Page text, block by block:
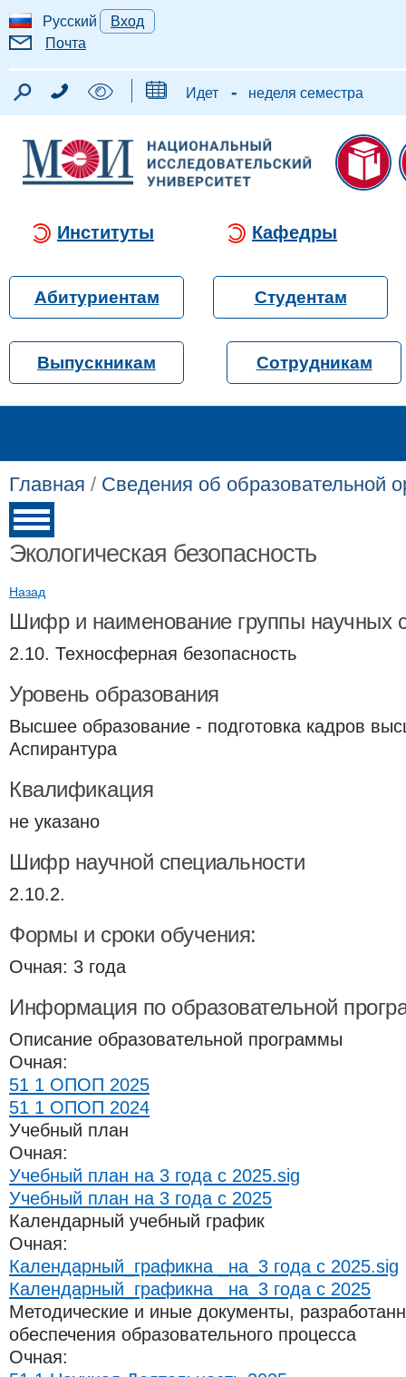
Русский
Вход
Почта
Идет - неделя семестра
Институты Кафедры
Абитуриентам Студентам
Выпускникам Сотрудникам
Главная / Сведения об образовательной
Экологическая безопасность
Назад
Шифр и наименование группы научных
2.10. Техносферная безопасность
Уровень образования
Высшее образование - подготовка кадров
Аспирантура
Квалификация
не указано
Шифр научной специальности
2.10.2.
Формы и сроки обучения:
Очная: 3 года
Информация по образовательной
Описание образовательной программы
Очная:
51 1 ОПОП 2025
51 1 ОПОП 2024
Учебный план
Очная:
Учебный план на 3 года с 2025.sig
Учебный план на 3 года с 2025
Календарный учебный график
Очная:
Календарный_графикна _на_3 года с 2025.sig
Календарный_графикна _на_3 года с 2025
Методические и иные документы,
обеспечения образовательного процесса
Очная: